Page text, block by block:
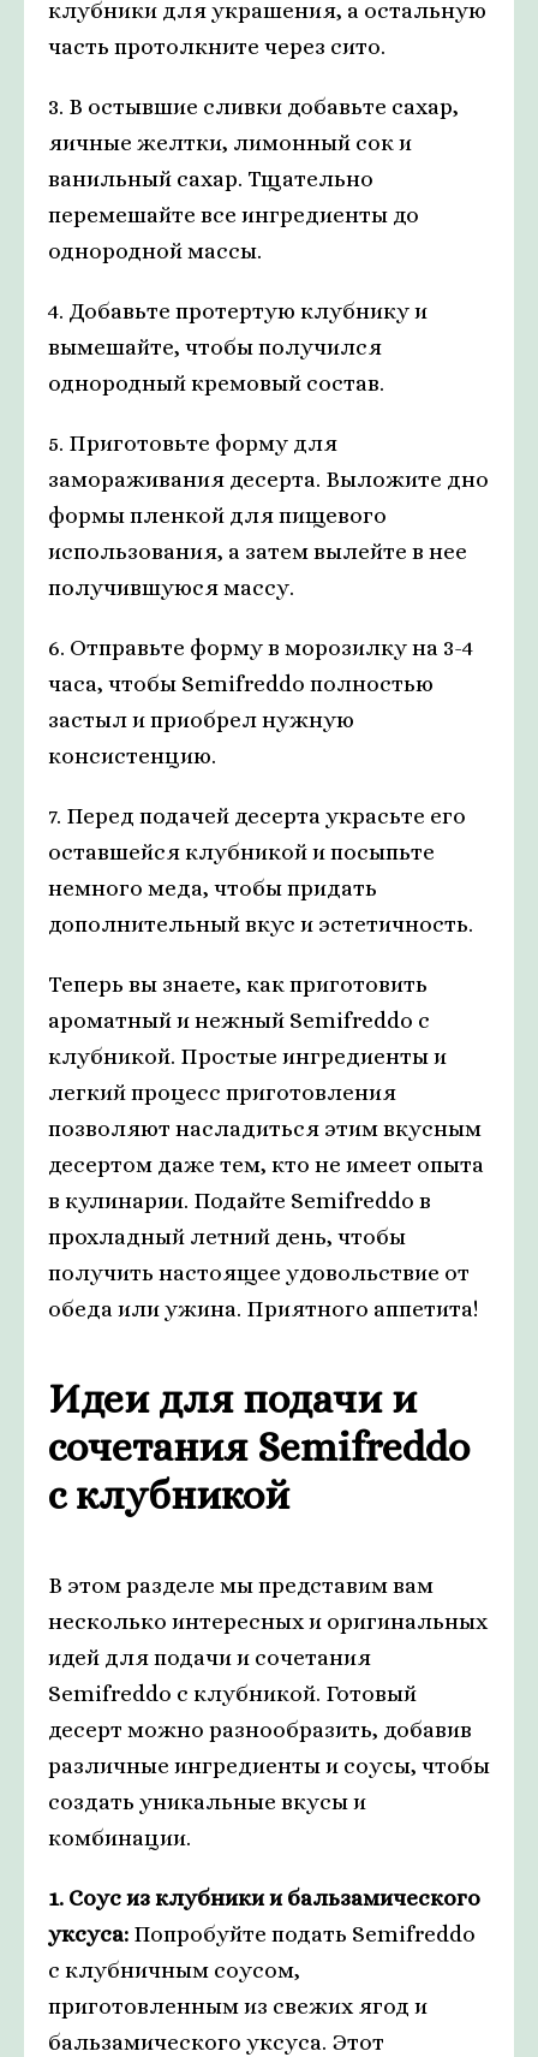
клубники для украшения, а остальную
часть протолкните через сито.
3. В остывшие сливки добавьте сахар,
яичные желтки, лимонный сок и
ванильный сахар. Тщательно
перемешайте все ингредиенты до
однородной массы.
4. Добавьте протертую клубнику и
вымешайте, чтобы получился
однородный кремовый состав.
5. Приготовьте форму для
замораживания десерта. Выложите дно
формы пленкой для пищевого
использования, а затем вылейте в нее
получившуюся массу.
6. Отправьте форму в морозилку на 3-4
часа, чтобы Semifreddo полностью
застыл и приобрел нужную
консистенцию.
7. Перед подачей десерта украсьте его
оставшейся клубникой и посыпьте
немного меда, чтобы придать
дополнительный вкус и эстетичность.
Теперь вы знаете, как приготовить
ароматный и нежный Semifreddo с
клубникой. Простые ингредиенты и
легкий процесс приготовления
позволяют насладиться этим вкусным
десертом даже тем, кто не имеет опыта
в кулинарии. Подайте Semifreddo в
прохладный летний день, чтобы
получить настоящее удовольствие от
обеда или ужина. Приятного аппетита!
Идеи для подачи и
сочетания Semifreddo
с клубникой
В этом разделе мы представим вам
несколько интересных и оригинальных
идей для подачи и сочетания
Semifreddo с клубникой. Готовый
десерт можно разнообразить, добавив
различные ингредиенты и соусы, чтобы
создать уникальные вкусы и
комбинации.
1. Соус из клубники и бальзамического
уксуса: Попробуйте подать Semifreddo
с клубничным соусом,
приготовленным из свежих ягод и
бальзамического уксуса. Этот